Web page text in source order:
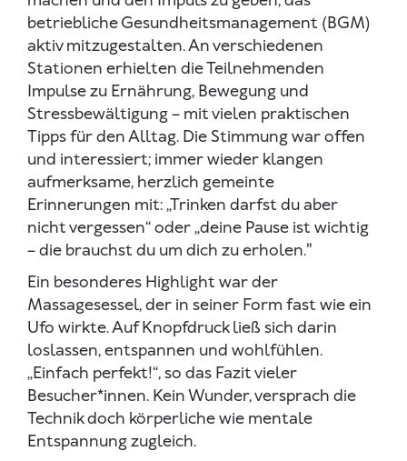
betriebliche Gesundheitsmanagement (BGM)
aktiv mitzugestalten. An verschiedenen
Stationen erhielten die Teilnehmenden
Impulse zu Ernährung, Bewegung und
Stressbewältigung – mit vielen praktischen
Tipps für den Alltag. Die Stimmung war offen
und interessiert; immer wieder klangen
aufmerksame, herzlich gemeinte
Erinnerungen mit: „Trinken darfst du aber
nicht vergessen“ oder „deine Pause ist wichtig
– die brauchst du um dich zu erholen."
Ein besonderes Highlight war der
Massagesessel, der in seiner Form fast wie ein
Ufo wirkte. Auf Knopfdruck ließ sich darin
loslassen, entspannen und wohlfühlen.
„Einfach perfekt!“, so das Fazit vieler
Besucher*innen. Kein Wunder, versprach die
Technik doch körperliche wie mentale
Entspannung zugleich.